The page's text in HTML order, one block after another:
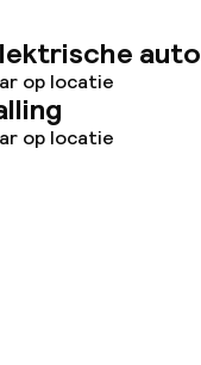
auto
op locatie
op locatie